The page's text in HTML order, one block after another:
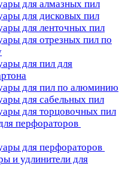
для алмазных пил
для дисковых пил
для ленточных пил
для отрезных пил по
для пил для
для пил по алюминию
для сабельных пил
для торцовочных пил
перфораторов
для перфораторов
и удлинители для